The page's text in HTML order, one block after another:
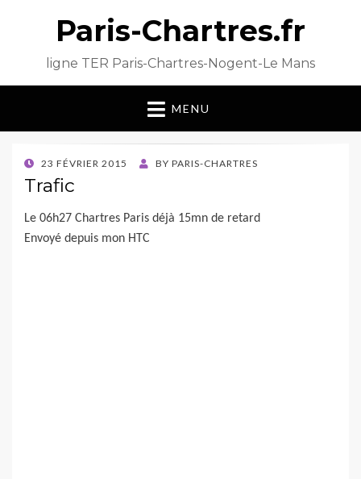
Paris-Chartres.fr
ligne TER Paris-Chartres-Nogent-Le Mans
MENU
POSTED
ON
23 FÉVRIER 2015 BY PARIS-CHARTRES
Trafic
Le 06h27 Chartres Paris déjà 15mn de retard
Envoyé depuis mon HTC